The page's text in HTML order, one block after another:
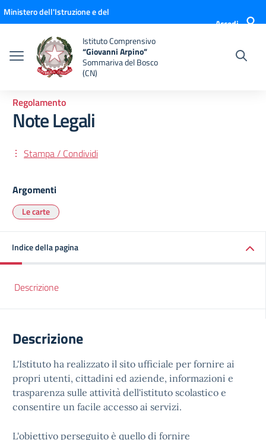
Vai ai contenuti
Vai al menu di navigazione
Vai al footer
Ministero dell'Istruzione e del
Accedi
Istituto Comprensivo
“Giovanni Arpino”
Sommariva del Bosco
(CN)
Regolamento
Note Legali
Stampa / Condividi
Argomenti
Le carte
Indice della pagina
Descrizione
Descrizione
L'Istituto ha realizzato il sito ufficiale per fornire ai
propri utenti, cittadini ed aziende, informazioni e
trasparenza sulle attività dell'istituto scolastico e
consentire un facile accesso ai servizi.
L'obiettivo perseguito è quello di fornire